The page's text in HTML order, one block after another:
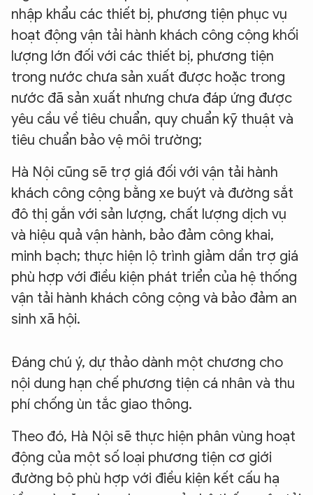
nhập khẩu các thiết bị, phương tiện phục vụ
hoạt động vận tải hành khách công cộng khối
lượng lớn đối với các thiết bị, phương tiện
trong nước chưa sản xuất được hoặc trong
nước đã sản xuất nhưng chưa đáp ứng được
yêu cầu về tiêu chuẩn, quy chuẩn kỹ thuật và
tiêu chuẩn bảo vệ môi trường;
Hà Nội cũng sẽ trợ giá đối với vận tải hành
khách công cộng bằng xe buýt và đường sắt
đô thị gắn với sản lượng, chất lượng dịch vụ
và hiệu quả vận hành, bảo đảm công khai,
minh bạch; thực hiện lộ trình giảm dần trợ giá
phù hợp với điều kiện phát triển của hệ thống
vận tải hành khách công cộng và bảo đảm an
sinh xã hội.
Đáng chú ý, dự thảo dành một chương cho
nội dung hạn chế phương tiện cá nhân và thu
phí chống ùn tắc giao thông.
Theo đó, Hà Nội sẽ thực hiện phân vùng hoạt
động của một số loại phương tiện cơ giới
đường bộ phù hợp với điều kiện kết cấu hạ